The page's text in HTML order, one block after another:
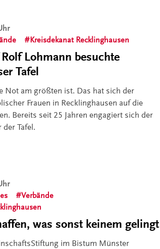
Kreisdekanat Recklinghausen
Lohmann besuchte
Tafel
Not am größten ist. Das hat sich der
Frauen in Recklinghausen auf die
Bereits seit 25 Jahren engagiert sich der
der Tafel.
Verbände
was sonst keinem gelingt
im Bistum Münster